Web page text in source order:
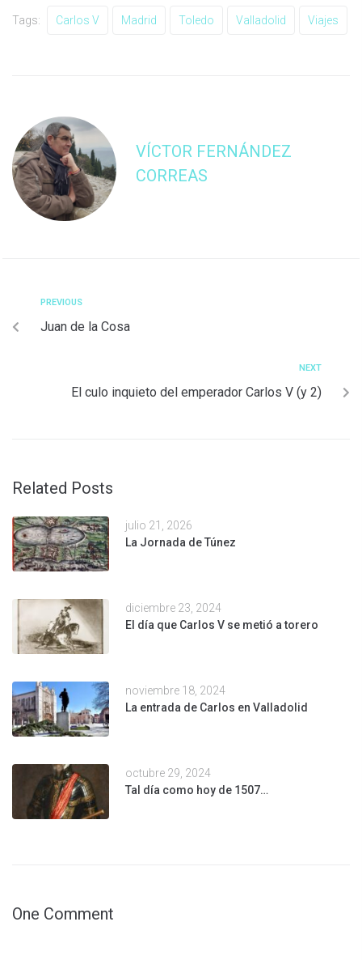
Tags: Carlos V Madrid Toledo Valladolid Viajes
VÍCTOR FERNÁNDEZ
CORREAS
PREVIOUS
Juan de la Cosa
NEXT
El culo inquieto del emperador Carlos V (y 2)
Related Posts
julio 21, 2026
La Jornada de Túnez
diciembre 23, 2024
El día que Carlos V se metió a torero
noviembre 18, 2024
La entrada de Carlos en Valladolid
octubre 29, 2024
Tal día como hoy de 1507…
One Comment